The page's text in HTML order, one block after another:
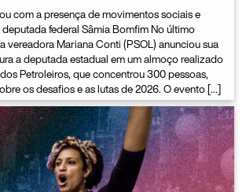
com a presença de movimentos sociais e
federal Sâmia Bomfim No último
vereadora Mariana Conti (PSOL) anunciou sua
a deputada estadual em um almoço realizado
Petroleiros, que concentrou 300 pessoas,
os desafios e as lutas de 2026. O evento […]